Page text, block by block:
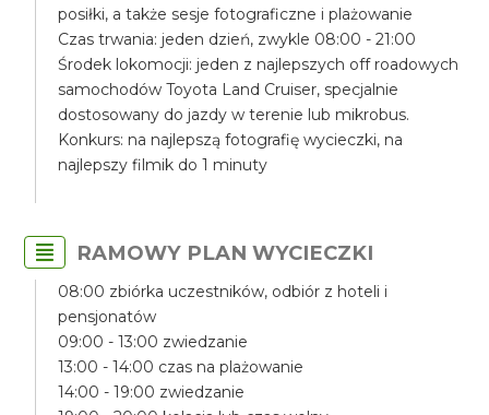
posiłki, a także sesje fotograficzne i plażowanie
Czas trwania: jeden dzień, zwykle 08:00 - 21:00
Środek lokomocji: jeden z najlepszych off roadowych
samochodów Toyota Land Cruiser, specjalnie
dostosowany do jazdy w terenie lub mikrobus.
Konkurs: na najlepszą fotografię wycieczki, na
najlepszy filmik do 1 minuty
RAMOWY PLAN WYCIECZKI
08:00 zbiórka uczestników, odbiór z hoteli i
pensjonatów
09:00 - 13:00 zwiedzanie
13:00 - 14:00 czas na plażowanie
14:00 - 19:00 zwiedzanie